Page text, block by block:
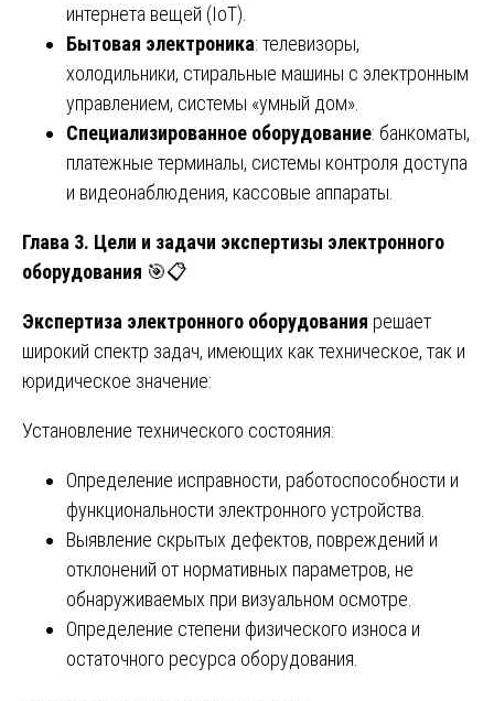
интернета вещей (IoT).
Бытовая электроника: телевизоры,
холодильники, стиральные машины с электронным
управлением, системы «умный дом».
Специализированное оборудование: банкоматы,
платежные терминалы, системы контроля доступа
и видеонаблюдения, кассовые аппараты.
Глава 3. Цели и задачи экспертизы электронного
оборудования 🎯📋
Экспертиза электронного оборудования решает
широкий спектр задач, имеющих как техническое, так и
юридическое значение:
Установление технического состояния:
Определение исправности, работоспособности и
функциональности электронного устройства.
Выявление скрытых дефектов, повреждений и
отклонений от нормативных параметров, не
обнаруживаемых при визуальном осмотре.
Определение степени физического износа и
остаточного ресурса оборудования.